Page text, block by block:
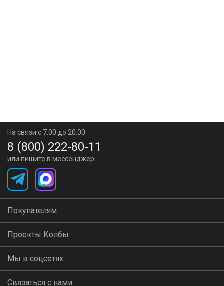
На связи с 7:00 до 20:00
8 (800) 222-80-11
или пишите в мессенджер:
Покупателям
Проекты Колбы
Мы в соцсетях
Связаться с нами